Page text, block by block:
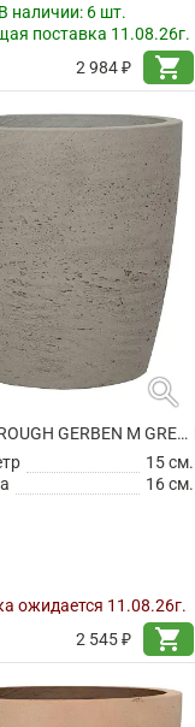
наличии: 6 шт.
поставка 11.08.26г.
2 984 ₽
shopping_cart
search
КАШПО ROUGH GERBEN M GREY WASHED
15 см.
16 см.
ожидается 11.08.26г.
2 545 ₽
shopping_cart